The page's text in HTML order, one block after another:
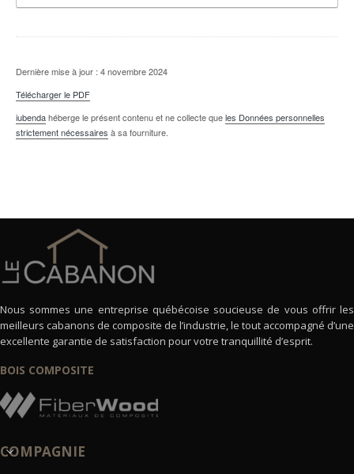
Dernière mise à jour : 4 novembre 2024
Télécharger le PDF
iubendahéberge le présent contenu et ne collecte queles Données personnelles
strictement nécessaires à sa fourniture.
Nous sommes une entreprise québécoise soucieuse de vous offrir les
meilleurs cabanons de composite de l’industrie, le tout accompagné d’une
excellente garantie de satisfaction pour votre tranquillité d’esprit.
BOIS COMPOSITE
COMPAGNIE